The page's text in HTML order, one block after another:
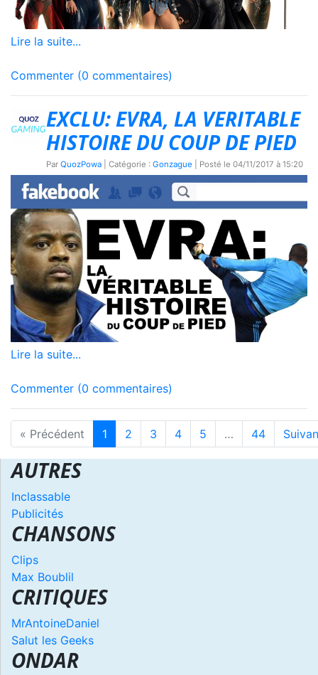
Lire la suite...
Commenter (0 commentaires)
EXCLU: EVRA, LA VERITABLE
HISTOIRE DU COUP DE PIED
Par QuozPowa | Catégorie : Gonzague | Posté le 04/11/2017 à 15:20
Lire la suite...
Commenter (0 commentaires)
« Précédent 1 2 3 4 5 … 44
AUTRES
Inclassable
Publicités
CHANSONS
Clips
Max Boublil
CRITIQUES
MrAntoineDaniel
Salut les Geeks
ONDAR